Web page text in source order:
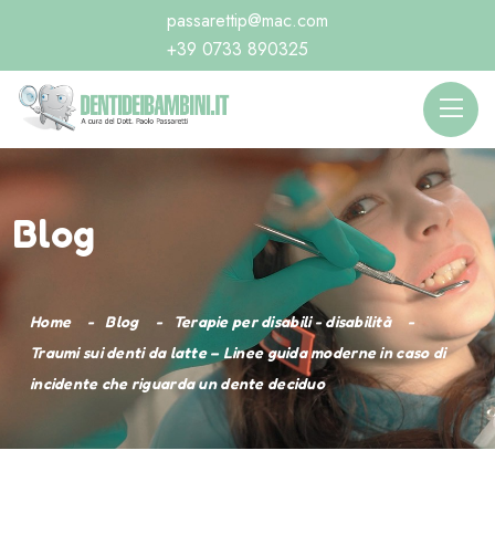
passarettip@mac.com
+39 0733 890325
Blog
Home Blog
Terapie per disabili - disabilità
Traumi sui denti da latte – Linee guida moderne in caso di
incidente che riguarda un dente deciduo